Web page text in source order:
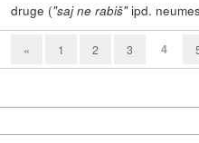
druge ("saj ne rabiš"ipd.
« 1 2 3 4